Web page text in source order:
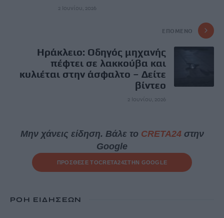
2 Ιουνίου, 2026
ΕΠΌΜΕΝΟ
Ηράκλειο: Οδηγός μηχανής
πέφτει σε λακκούβα και
κυλιέται στην άσφαλτο – Δείτε
βίντεο
2 Ιουνίου, 2026
Μην χάνεις είδηση. Βάλε το CRETA24στην
Google
ΠΡΟΣΘΕΣΕ ΤΟCRETA24ΣΤΗΝ GOOGLE
ΡΟΗ ΕΙΔΗΣΕΩΝ